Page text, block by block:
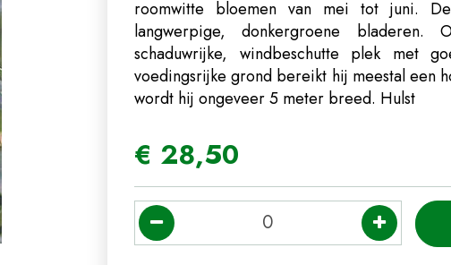
roomwitte bloemen van mei tot juni.
langwerpige, donkergroene bladeren.
schaduwrijke, windbeschutte plek met
voedingsrijke grond bereikt hij meestal een
wordt hij ongeveer 5 meter breed. Hulst
€ 28,50